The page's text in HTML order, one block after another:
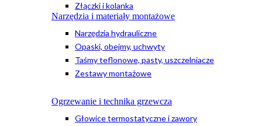
Złączki i kolanka
Narzędzia i materiały montażowe
Narzędzia hydrauliczne
Opaski, obejmy, uchwyty
Taśmy teflonowe, pasty, uszczelniacze
Zestawy montażowe
Ogrzewanie i technika grzewcza
Głowice termostatyczne i zawory